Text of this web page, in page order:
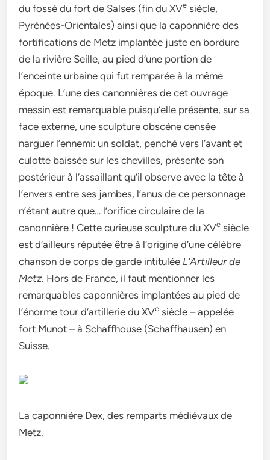
du fossé du fort de Salses (fin du XVe siècle,
Pyrénées-Orientales) ainsi que la caponnière des
fortifications de Metz implantée juste en bordure
de la rivière Seille, au pied d’une portion de
l’enceinte urbaine qui fut remparée à la même
époque. L’une des canonnières de cet ouvrage
messin est remarquable puisqu’elle présente, sur sa
face externe, une sculpture obscène censée
narguer l’ennemi: un soldat, penché vers l’avant et
culotte baissée sur les chevilles, présente son
postérieur à l’assaillant qu’il observe avec la tête à
l’envers entre ses jambes, l’anus de ce personnage
n’étant autre que… l’orifice circulaire de la
canonnière ! Cette curieuse sculpture du XVe siècle
est d’ailleurs réputée être à l’origine d’une célèbre
chanson de corps de garde intitulée L’Artilleur de
Metz. Hors de France, il faut mentionner les
remarquables caponnières implantées au pied de
l’énorme tour d’artillerie du XVe siècle – appelée
fort Munot – à Schaffhouse (Schaffhausen) en
Suisse.
La caponnière Dex, des remparts médiévaux de
Metz.